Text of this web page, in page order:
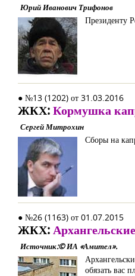
Юрий Иванович Трифонов
Президенту
● №13 (1202) от 31.03.2016
ЖКХ:Кормушка
Сергей Митрохин
Сборы на
● №26 (1163) от 01.07.2015
ЖКХ:
Источник:© ИА «Амител».
обязать вас